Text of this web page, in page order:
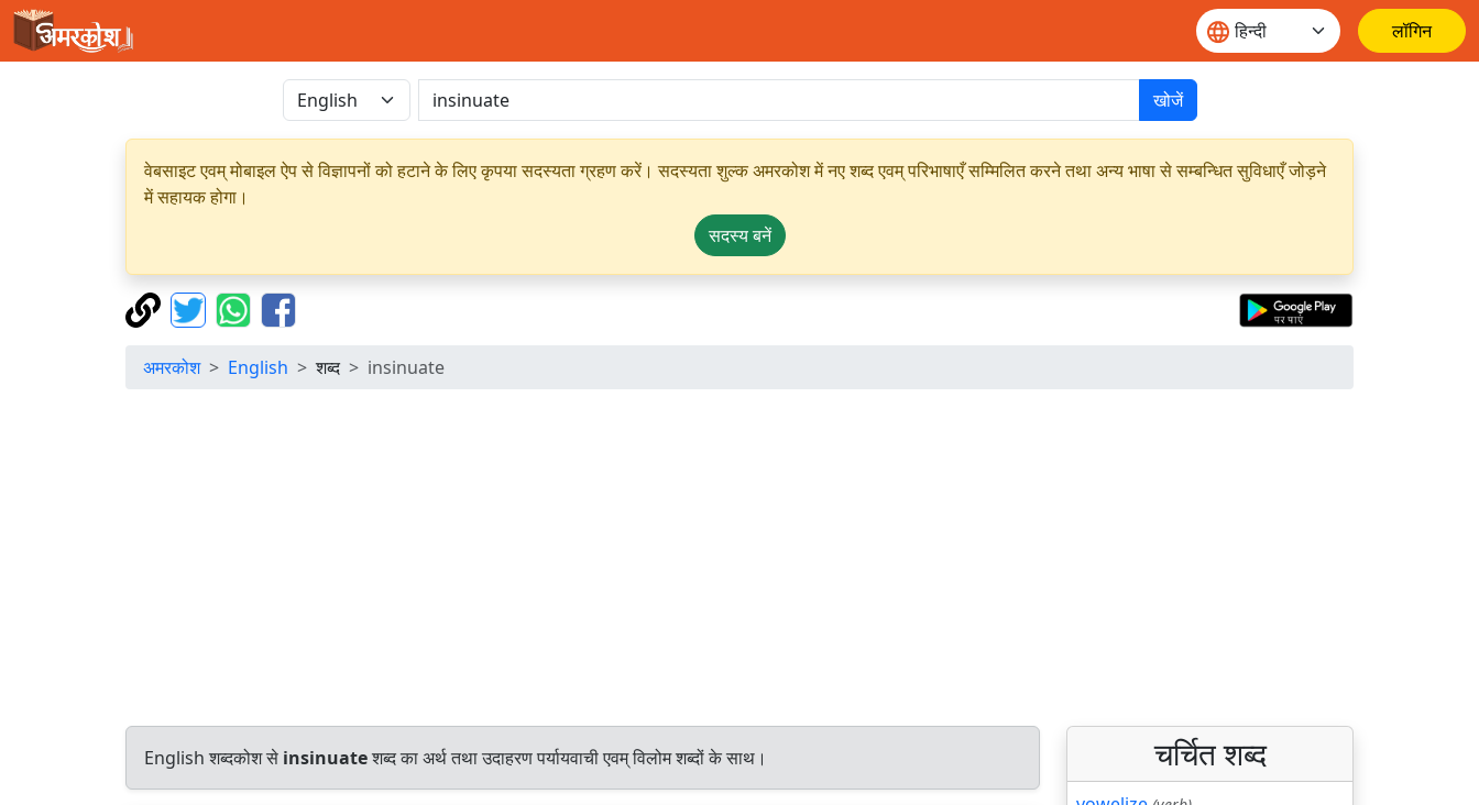
लॉगिन
खोजें
वेबसाइट एवम् मोबाइल ऐप से विज्ञापनों को हटाने के लिए कृपया सदस्यता ग्रहण करें। सदस्यता शुल्क अमरकोश में नए शब्द एवम् परिभाषाएँ सम्मिलित करने तथा अन्य भाषा से सम्बन्धित सुविधाएँ जोड़ने
में सहायक होगा।
सदस्य बनें
अमरकोश English शब्द insinuate
English शब्दकोश से insinuateशब्द का अर्थ तथा उदाहरण पर्यायवाची एवम् विलोम शब्दों के साथ। चर्चित शब्द